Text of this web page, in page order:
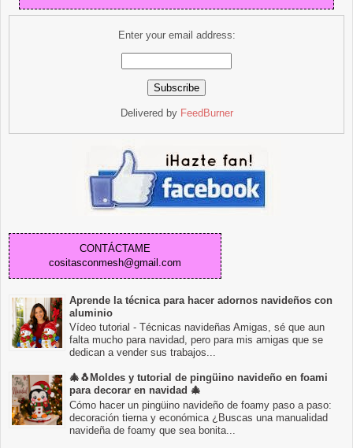
Enter your email address:
Delivered by FeedBurner
CONTÁCTAME
cositasconmesh@gmail.com
Aprende la técnica para hacer adornos navideños con
aluminio
Vídeo tutorial - Técnicas navideñas Amigas, sé que aun
falta mucho para navidad, pero para mis amigas que se
dedican a vender sus trabajos...
🎄🐧Moldes y tutorial de pingüino navideño en foami
para decorar en navidad 🎄
Cómo hacer un pingüino navideño de foamy paso a paso:
decoración tierna y económica ¿Buscas una manualidad
navideña de foamy que sea bonita...